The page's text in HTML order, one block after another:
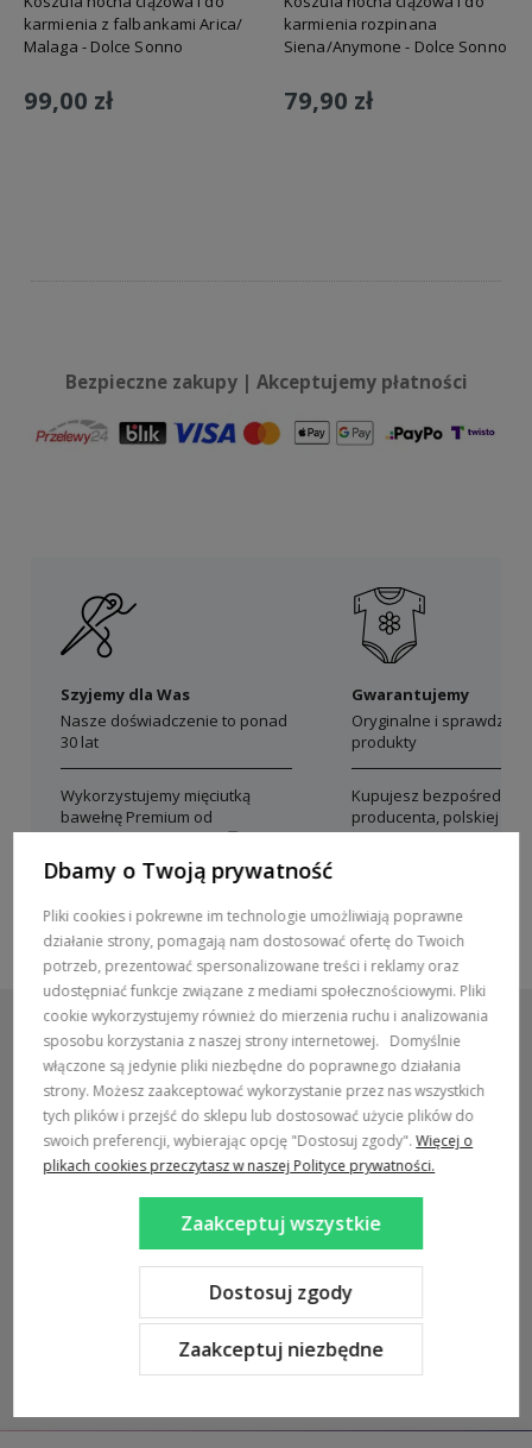
karmienia z falbankami Arica/
Malaga - Dolce Sonno
99,00 zł
karmienia rozpinana
Siena/Anymone - Dolce Sonno
79,90 zł
Bezpieczne zakupy | Akceptujemy płatności
Szyjemy dla Was
Nasze doświadczenie to ponad
30 lat
Wykorzystujemy mięciutką
bawełnę Premium od
polskich producentów
Gwarantujemy
Oryginalne i sprawdzone
produkty
Kupujesz bezpośrednio
producenta, polskiej
Dolce Sonno
POMOC / ZAMÓWIENIA
MARKI
Dbamy o Twoją prywatność
Pliki cookies i pokrewne im technologie umożliwiają poprawne
działanie strony, pomagają nam dostosować ofertę do Twoich
potrzeb, prezentować spersonalizowane treści i reklamy oraz
udostępniać funkcje związane z mediami społecznościowymi. Pliki
cookie wykorzystujemy również do mierzenia ruchu i analizowania
sposobu korzystania z naszej strony internetowej. Domyślnie
włączone są jedynie pliki niezbędne do poprawnego działania
strony. Możesz zaakceptować wykorzystanie przez nas wszystkich
tych plików i przejść do sklepu lub dostosować użycie plików do
swoich preferencji, wybierając opcję "Dostosuj zgody".Więcej o
plikach cookies przeczytasz w naszej Polityce prywatności.
Zaakceptuj niezbędne
Dostosuj zgody
Zaakceptuj wszystkie